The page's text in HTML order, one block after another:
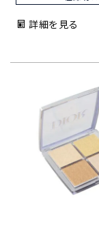
詳細を見る